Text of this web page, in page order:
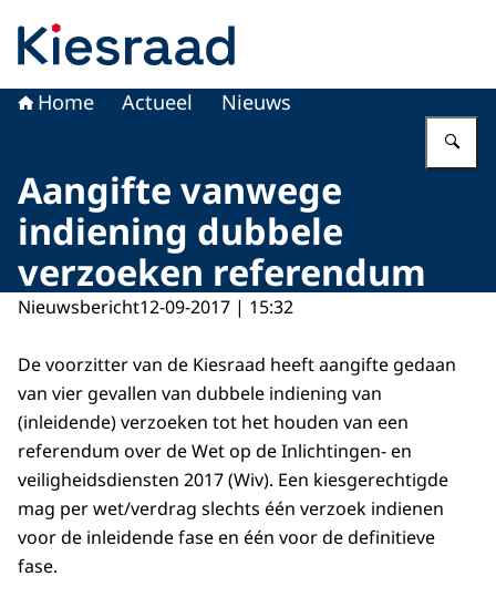
Home Actueel Nieuws
Aangifte vanwege
indiening dubbele
verzoeken referendum
Nieuwsbericht12-09-2017 | 15:32
De voorzitter van de Kiesraad heeft aangifte gedaan
van vier gevallen van dubbele indiening van
(inleidende) verzoeken tot het houden van een
referendum over de Wet op de Inlichtingen- en
veiligheidsdiensten 2017 (Wiv). Een kiesgerechtigde
mag per wet/verdrag slechts één verzoek indienen
voor de inleidende fase en één voor de definitieve
fase.